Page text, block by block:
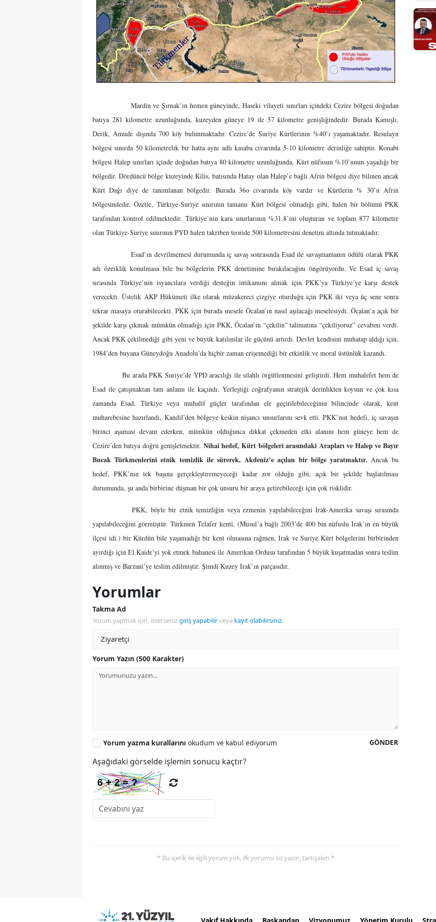
Mardin ve Şırnak’ın hemen güneyinde, Haseki vilayeti sınırları içindeki Cezire bölgesi doğudan
batıya 281 kilometre uzunluğunda, kuzeyden güneye 19 ile 57 kilometre genişliğindedir. Burada Kamışlı,
Derik, Amude dışında 700 köy bulunmaktadır. Cezire’de Suriye Kürtlerinin %40’ı yaşamaktadır. Resulayn
bölgesi sınırda 50 kilometrelik bir hatta aynı adlı kasaba civarında 5-10 kilometre derinliğe sahiptir. Konabi
bölgesi Halep sınırları içinde doğudan batıya 80 kilometre uzunluğunda, Kürt nüfusun %10’unun yaşadığı bir
bölgedir. Dördüncü bölge kuzeyinde Kilis, batısında Hatay olan Halep’e bağlı Afrin bölgesi diye bilinen ancak
Kürt Dağı diye de tanımlanan bölgedir. Burada 36o civarında köy vardır ve Kürtlerin % 30’u Afrin
bölgesindedir. Özetle, Türkiye-Suriye sınırının tamamı Kürt bölgesi olmadığı gibi, halen bir bölümü PKK
tarafından kontrol edilmektedir. Türkiye’nin kara sınırlarının %31.8’ini oluşturan ve toplam 877 kilometre
olan Türkiye-Suriye sınırının PYD halen takriben teoride 500 kilometresini denetim altında tutmaktadır.
Esad’ın devrilmemesi durumunda iç savaş sonrasında Esad ile savaşmamanın ödülü olarak PKK
adı özerklik konulmasa bile bu bölgelerin PKK denetimine bırakılacağını öngörüyordu. Ve Esad iç savaş
sırasında Türkiye’nin isyancılara verdiği desteğin intikamını almak için PKK’ya Türkiye’ye karşı destek
verecekti. Üstelik AKP Hükümeti ilke olarak müzakereci çizgiye oturduğu için PKK iki veya üç sene sonra
tekrar masaya oturabilecekti. PKK için burada mesele Öcalan’ın nasıl aşılacağı meselesiydi. Öcalan’a açık bir
şekilde karşı çıkmak mümkün olmadığı için PKK, Öcalan’ın “çekilin” talimatına “çekiliyoruz” cevabını verdi.
Ancak PKK çekilmediği gibi yeni ve büyük katılımlar ile gücünü artırdı. Devlet kendisini muhatap aldığı için,
1984’den buyana Güneydoğu Anadolu’da hiçbir zaman erişemediği bir etkinlik ve moral üstünlük kazandı.
Bu arada PKK Suriye’de YPD aracılığı ile silahlı örgütlenmesini geliştirdi. Hem muhalefet hem de
Esad ile çatışmaktan tam anlamı ile kaçındı. Yerleştiği coğrafyanın stratejik derinlikten koysun ve çok kısa
zamanda Esad, Türkiye veya muhalif güçler tarafından ele geçirilebileceğinin bilincinde olarak, kent
muharebesine hazırlandı, Kandil’den bölgeye keskin nişancı unsurlarını sevk etti. PKK’nın hedefi, iç savaşın
birinci aşaması devam ederken, mümkün olduğunca dikkat çekmeden etki alanını hem güneye hem de
Cezire’den batıya doğru genişletmektir. Nihai hedef, Kürt bölgeleri arasındaki Arapları ve Halep ve Bayır
Bucak Türkmenlerini etnik temizlik ile sürerek, Akdeniz’e açılan bir bölge yaratmaktır. Ancak bu
hedef, PKK’nın tek başına gerçekleştiremeyeceği kadar zor olduğu gibi, açık bir şekilde başlatılması
durumunda, şu anda birbirine düşman bir çok unsuru bir araya getirebileceği için çok risklidir.
PKK, böyle bir etnik temizliğin veya ezmenin yapılabileceğini Irak-Amerika savaşı sırasında
yapılabileceğini görmüştür. Türkmen Telafer kenti, (Musul’a bağlı 2003’de 400 bin nüfuslu Irak’ın en büyük
ilçesi idi.) bir Kürdün bile yaşamadığı bir kent olmasına rağmen, Irak ve Suriye Kürt bölgelerini birbirinden
ayırdığı için El Kaide’yi yok etmek bahanesi ile Amerikan Ordusu tarafından 5 büyük kuşatmadan sonra teslim
alınmış ve Barzani’ye teslim edilmiştir. Şimdi Kuzey Irak’ın parçasıdır.
Yorumlar
Takma Ad
Yorum yapmak için, istersenizgiriş yapabilirveya kayıt olabilirsiniz.
Yorum Yazın (500 Karakter)
GÖNDER
Yorum yazma kurallarını okudum ve kabul ediyorum
Aşağıdaki görselde işlemin sonucu kaçtır?
* Bu içerik ile ilgili yorum yok, ilk yorumu siz yazın, tartışalım *